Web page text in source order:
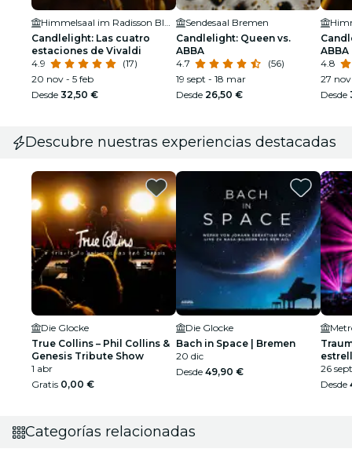
Himmelsaal im Radisson Blu Hotel
Candlelight: Las cuatro
estaciones de Vivaldi
4.9
(17)
20 nov - 5 feb
Desde 32,50 €
Sendesaal Bremen
Candlelight: Queen vs.
ABBA
4.7
(56)
19 sept - 18 mar
Desde 26,50 €
ABBA
4.8
27
Desde
Descubre nuestras experiencias destacadas
Die Glocke
True Collins – Phil Collins &
Genesis Tribute Show
1 abr
Gratis 0,00 €
Die Glocke
Bach in Space | Bremen
20 dic
Desde 49,90 €
26 sept
Desde
Categorías relacionadas